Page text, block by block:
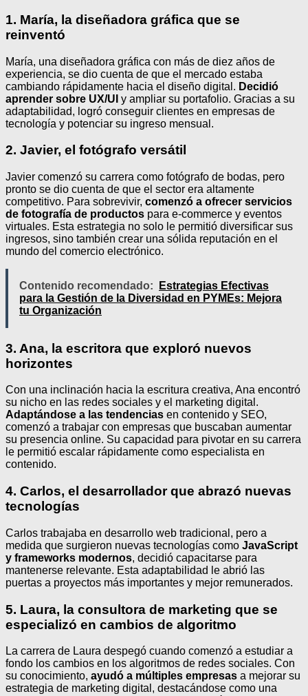
1. María, la diseñadora gráfica que se
reinventó
María, una diseñadora gráfica con más de diez años de
experiencia, se dio cuenta de que el mercado estaba
cambiando rápidamente hacia el diseño digital. Decidió
aprender sobre UX/UI y ampliar su portafolio. Gracias a su
adaptabilidad, logró conseguir clientes en empresas de
tecnología y potenciar su ingreso mensual.
2. Javier, el fotógrafo versátil
Javier comenzó su carrera como fotógrafo de bodas, pero
pronto se dio cuenta de que el sector era altamente
competitivo. Para sobrevivir, comenzó a ofrecer servicios
de fotografía de productos para e-commerce y eventos
virtuales. Esta estrategia no solo le permitió diversificar sus
ingresos, sino también crear una sólida reputación en el
mundo del comercio electrónico.
Contenido recomendado:
Estrategias Efectivas
para la Gestión de la Diversidad en PYMEs: Mejora
tu Organización
3. Ana, la escritora que exploró nuevos
horizontes
Con una inclinación hacia la escritura creativa, Ana encontró
su nicho en las redes sociales y el marketing digital.
Adaptándose a las tendencias en contenido y SEO,
comenzó a trabajar con empresas que buscaban aumentar
su presencia online. Su capacidad para pivotar en su carrera
le permitió escalar rápidamente como especialista en
contenido.
4. Carlos, el desarrollador que abrazó nuevas
tecnologías
Carlos trabajaba en desarrollo web tradicional, pero a
medida que surgieron nuevas tecnologías como JavaScript
y frameworks modernos, decidió capacitarse para
mantenerse relevante. Esta adaptabilidad le abrió las
puertas a proyectos más importantes y mejor remunerados.
5. Laura, la consultora de marketing que se
especializó en cambios de algoritmo
La carrera de Laura despegó cuando comenzó a estudiar a
fondo los cambios en los algoritmos de redes sociales. Con
su conocimiento, ayudó a múltiples empresas a mejorar su
estrategia de marketing digital, destacándose como una